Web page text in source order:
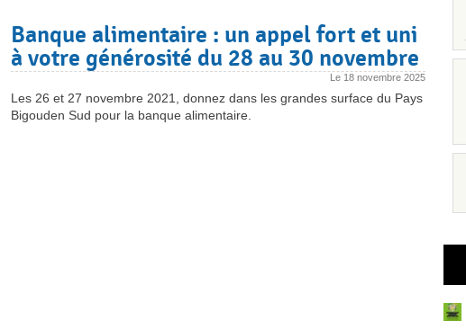
Banque alimentaire : un appel fort et uni
à votre générosité du 28 au 30 novembre
Le 18 novembre 2025
Les 26 et 27 novembre 2021, donnez dans les grandes surface du Pays
Bigouden Sud pour la banque alimentaire.